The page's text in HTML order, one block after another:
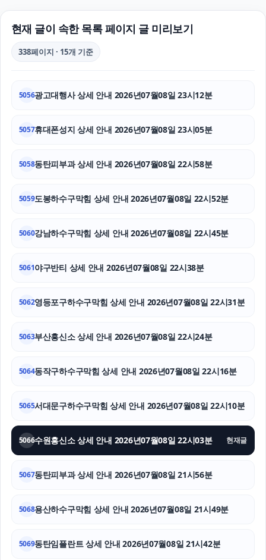
조정이혼
이혼변호사
암요양병원
마약변호사
이혼재산분할
현재 글이 속한 목록 페이지 글 미리보기
338페이지 · 15개 기준
5056광고대행사 상세 안내 2026년07월08일 23시12분
5057휴대폰성지 상세 안내 2026년07월08일 23시05분
5058동탄피부과 상세 안내 2026년07월08일 22시58분
5059도봉하수구막힘 상세 안내 2026년07월08일 22시52분
5060강남하수구막힘 상세 안내 2026년07월08일 22시45분
5061야구반티 상세 안내 2026년07월08일 22시38분
5062영등포구하수구막힘 상세 안내 2026년07월08일 22시31분
5063부산흥신소 상세 안내 2026년07월08일 22시24분
5064동작구하수구막힘 상세 안내 2026년07월08일 22시16분
5065서대문구하수구막힘 상세 안내 2026년07월08일 22시10분
5066수원흥신소 상세 안내 2026년07월08일 22시03분 현재글
5067동탄피부과 상세 안내 2026년07월08일 21시56분
5068용산하수구막힘 상세 안내 2026년07월08일 21시49분
5069동탄임플란트 상세 안내 2026년07월08일 21시42분